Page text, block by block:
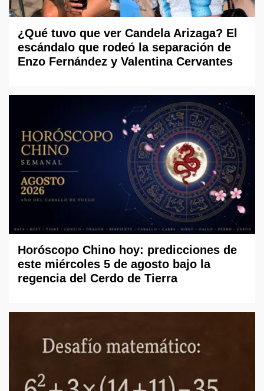
¿Qué tuvo que ver Candela Arizaga? El
escándalo que rodeó la separación de
Enzo Fernández y Valentina Cervantes
Horóscopo Chino hoy: predicciones de
este miércoles 5 de agosto bajo la
regencia del Cerdo de Tierra